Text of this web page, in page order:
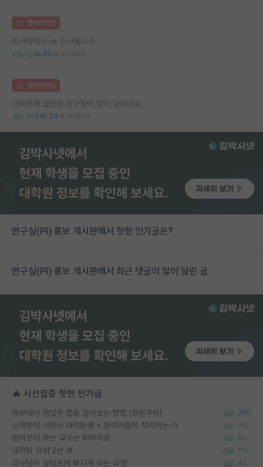
명예의전당
미국빅테크 vs 인서울교수
22 85 42384
명예의전당
대학원에 답답한 친구들이 많이 보이네요...
308 34 64870
연구실(PI) 홍보 게시판에서 핫한 인기글은?
연구실(PI) 홍보 게시판에서 최근 댓글이 많이 달린 글
🔥 시선집중 핫한 인기글
외부에서 괜찮은 랩을 알아보는 방법 (장문주의) 280
소재분야 석박사 대학원생 + 물박사들이 착각하는 거 79
말바꾸기 하는 교수는 피하세요 56
대학원 자퇴 2년 후 114
교수님이 슬럼프에 빠지게 되는 과정 42